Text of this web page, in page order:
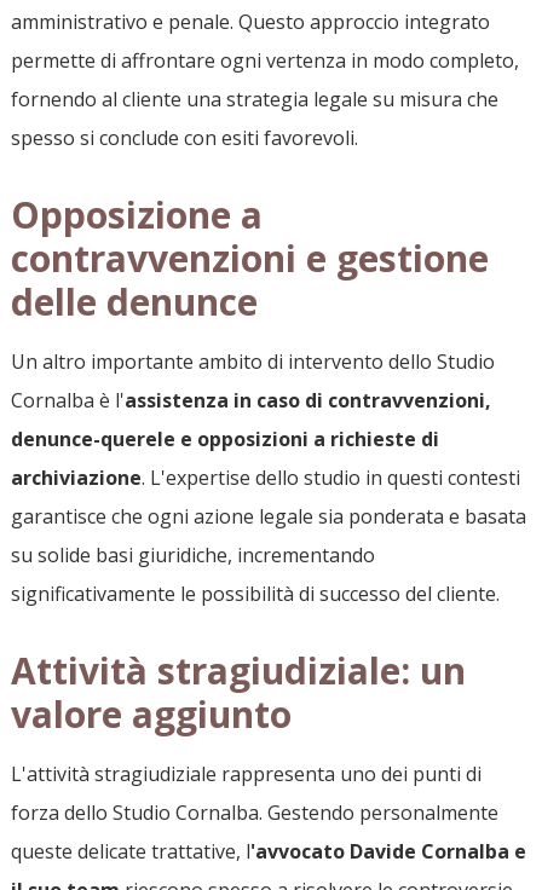
amministrativo e penale. Questo approccio integrato
permette di affrontare ogni vertenza in modo completo,
fornendo al cliente una strategia legale su misura che
spesso si conclude con esiti favorevoli.
Opposizione a
contravvenzioni e gestione
delle denunce
Un altro importante ambito di intervento dello Studio
Cornalba è l'assistenza in caso di contravvenzioni,
denunce-querele e opposizioni a richieste di
archiviazione. L'expertise dello studio in questi contesti
garantisce che ogni azione legale sia ponderata e basata
su solide basi giuridiche, incrementando
significativamente le possibilità di successo del cliente.
Attività stragiudiziale: un
valore aggiunto
L'attività stragiudiziale rappresenta uno dei punti di
forza dello Studio Cornalba. Gestendo personalmente
queste delicate trattative, l'avvocato Davide Cornalba e